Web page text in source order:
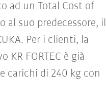
ad un Total Cost of
al suo predecessore, il
Per i clienti, la
KR FORTEC è già
carichi di 240 kg con